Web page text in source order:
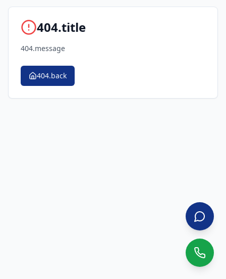
404.title
404.message
404.back